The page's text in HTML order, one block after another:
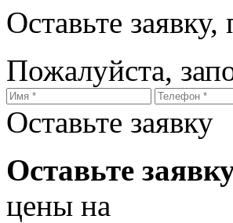
Оставьте
Пожалуйста,
Оставьте заявку
Оставьте
цены на